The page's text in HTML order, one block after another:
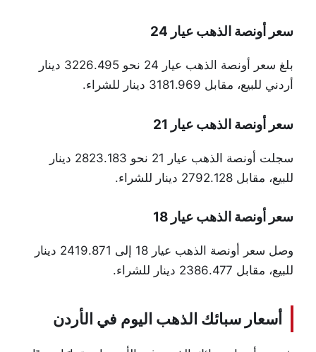
سعر أونصة الذهب عيار 24
بلغ سعر أونصة الذهب عيار 24 نحو 3226.495 دينار
أردني للبيع، مقابل 3181.969 دينار للشراء.
سعر أونصة الذهب عيار 21
سجلت أونصة الذهب عيار 21 نحو 2823.183 دينار
للبيع، مقابل 2792.128 دينار للشراء.
سعر أونصة الذهب عيار 18
وصل سعر أونصة الذهب عيار 18 إلى 2419.871 دينار
للبيع، مقابل 2386.477 دينار للشراء.
أسعار سبائك الذهب اليوم في الأردن